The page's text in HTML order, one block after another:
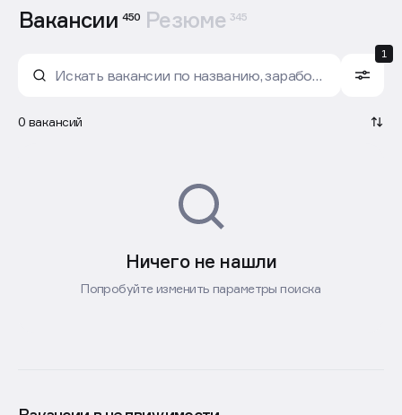
Попробуйте изменить параметры поиска